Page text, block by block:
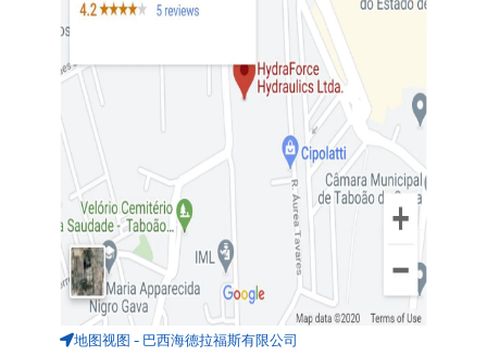
地图视图 - 巴西海德拉福斯有限公司